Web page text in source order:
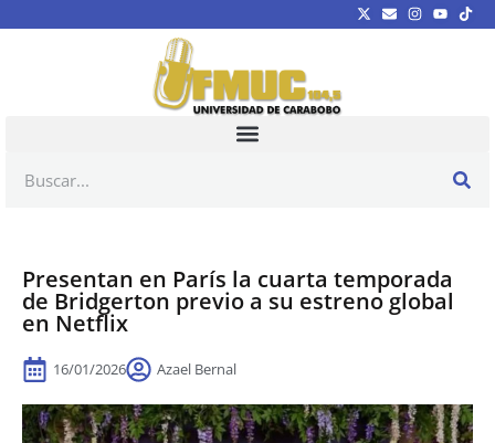
Presentan en París la cuarta temporada
de Bridgerton previo a su estreno global
en Netflix
16/01/2026 Azael Bernal